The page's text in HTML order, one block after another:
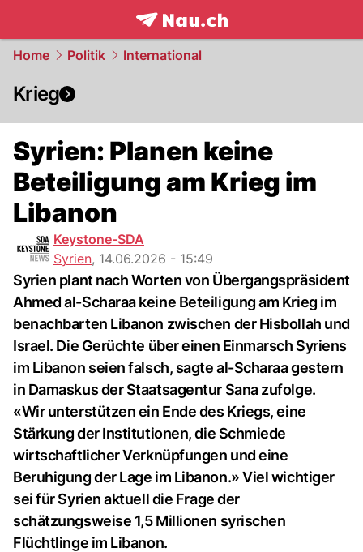
frontpage.NAU.ch
Home Politik International
Krieg
Syrien: Planen keine
Beteiligung am Krieg im
Libanon
Keystone-SDA
Syrien, 14.06.2026 - 15:49
Syrien plant nach Worten von Übergangspräsident
Ahmed al-Scharaa keine Beteiligung am Krieg im
benachbarten Libanon zwischen der Hisbollah und
Israel. Die Gerüchte über einen Einmarsch Syriens
im Libanon seien falsch, sagte al-Scharaa gestern
in Damaskus der Staatsagentur Sana zufolge.
«Wir unterstützen ein Ende des Kriegs, eine
Stärkung der Institutionen, die Schmiede
wirtschaftlicher Verknüpfungen und eine
Beruhigung der Lage im Libanon.» Viel wichtiger
sei für Syrien aktuell die Frage der
schätzungsweise 1,5 Millionen syrischen
Flüchtlinge im Libanon.